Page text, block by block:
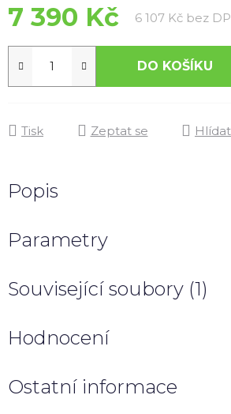
7 390 Kč 6 107 Kč bez
DO KOŠÍKU
Tisk Zeptat se Hlídat
Popis
Parametry
Související soubory (1)
Hodnocení
Ostatní informace